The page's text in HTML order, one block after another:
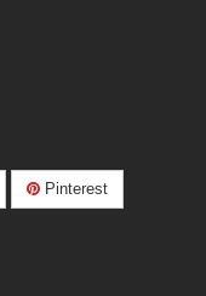
Pinterest